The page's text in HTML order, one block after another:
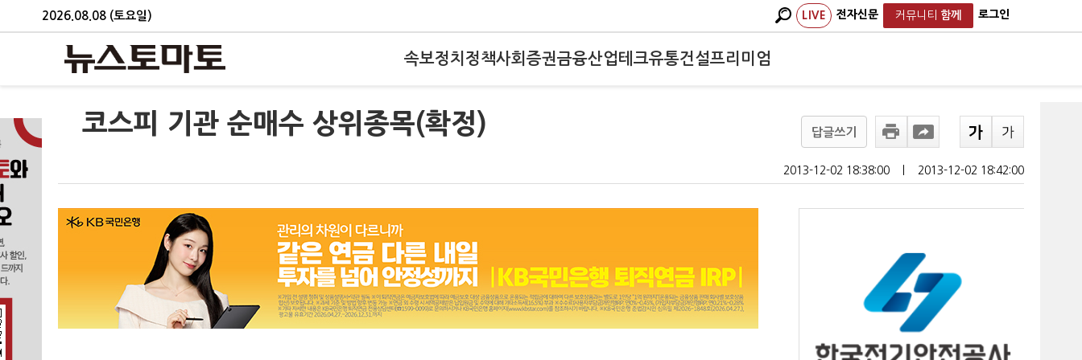
2026.08.08 (토요일) LIVE 전자신문 커뮤니티 함께 로그인
속보정치 정책사회 증권금융산업테크유통건설프리미엄
코스피 기관 순매수 상위종목(확정) 답글쓰기
2013-12-02 18:38:00 2013-12-02 18:42:00